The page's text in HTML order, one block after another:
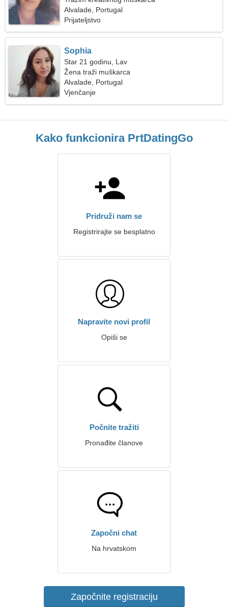
Alvalade, Portugal
Prijateljstvo
Sophia
Star 21 godinu, Lav
Žena traži muškarca
Alvalade, Portugal
Vjenčanje
Kako funkcionira PrtDatingGo
Pridruži nam se
Registrirajte se besplatno
Napravite novi profil
Opiši se
Počnite tražiti
Pronađite članove
Započni chat
Na hrvatskom
Započnite registraciju